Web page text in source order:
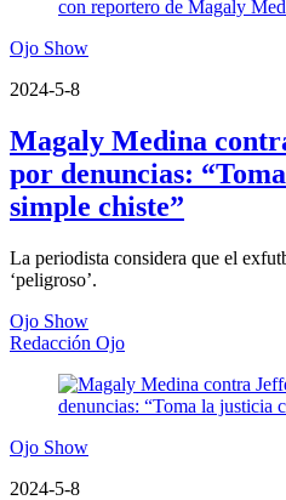
Ojo Show
2024-5-8
Magaly Medina
por denuncias:
simple chiste”
La periodista considera que el
‘peligroso’.
Ojo Show
Redacción Ojo
Ojo Show
2024-5-8